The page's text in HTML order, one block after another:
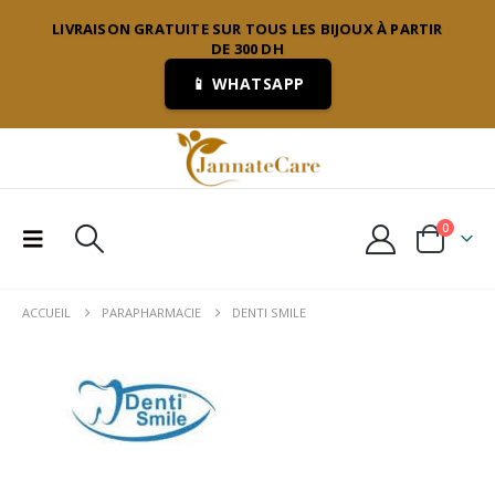
LIVRAISON GRATUITE SUR TOUS LES BIJOUX À PARTIR
DE 300 DH
📱 WHATSAPP
0
ACCUEIL PARAPHARMACIE DENTI SMILE